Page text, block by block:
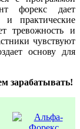
форекс дает
и практические
тревожность и
чувствуют
основу для
зарабатывать!